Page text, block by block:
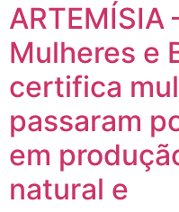
ARTEMÍSIA
Mulheres e
certifica
passaram
em
natural e